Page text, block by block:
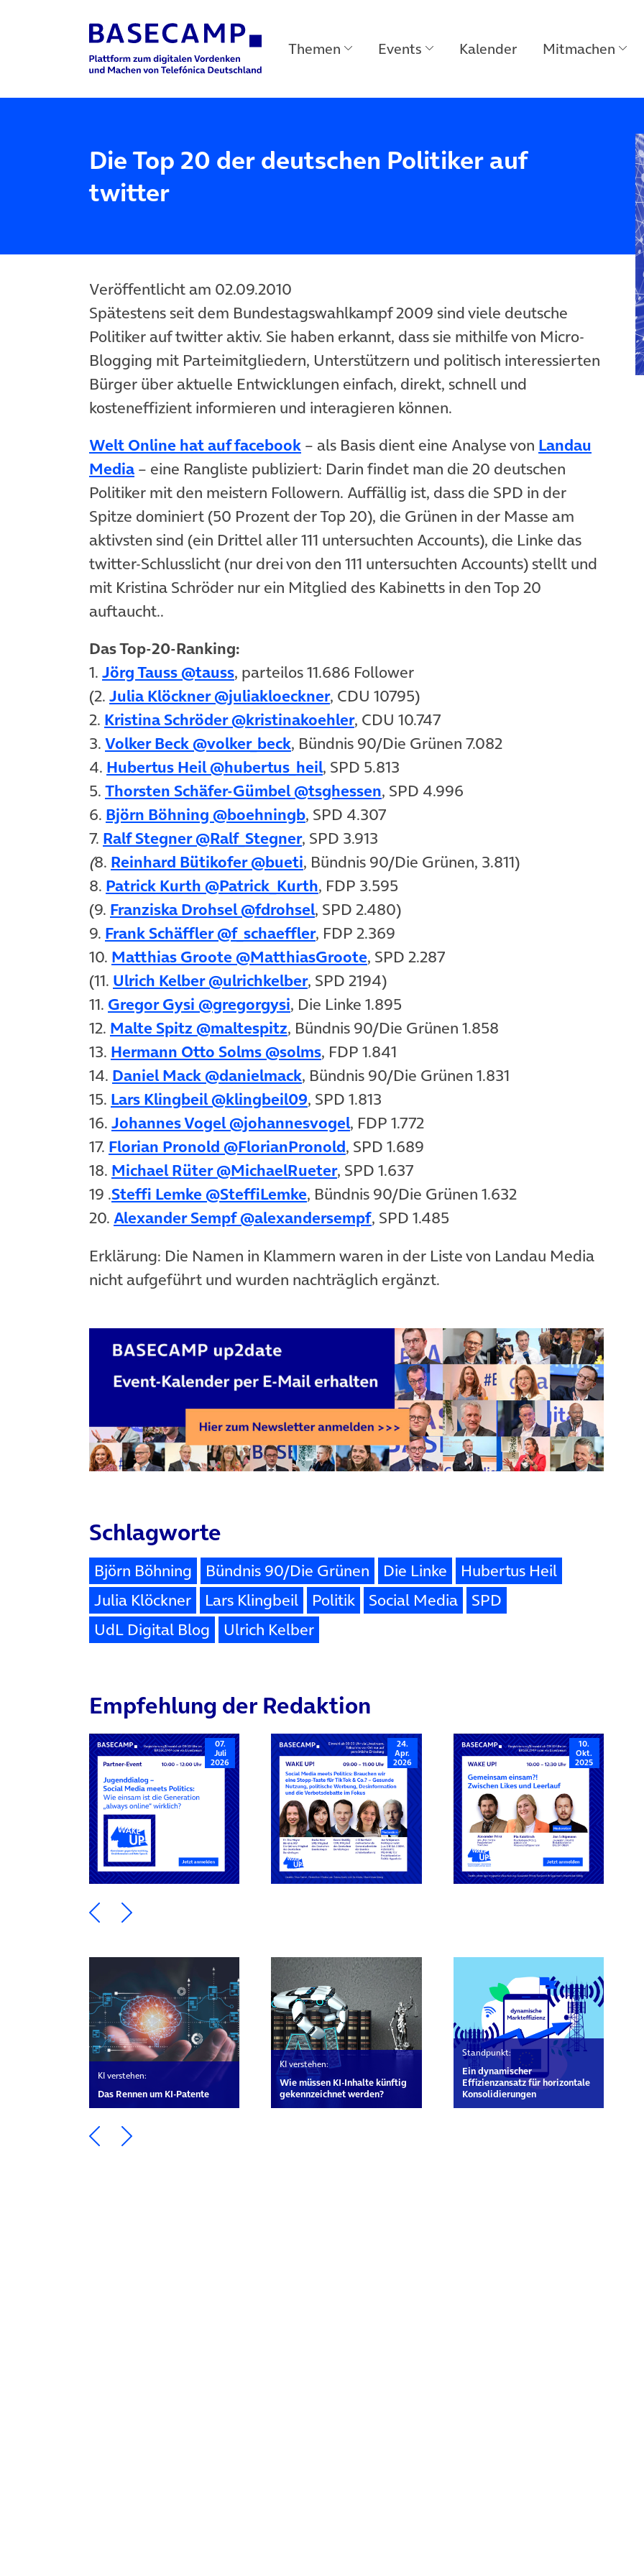
Main Navigation Themen Events Kalender Mitmachen
Die Top 20 der deutschen Politiker auf
twitter
Veröffentlicht am 02.09.2010
Spätestens seit dem Bundestagswahlkampf 2009 sind viele deutsche
Politiker auf twitter aktiv. Sie haben erkannt, dass sie mithilfe von Micro-
Blogging mit Parteimitgliedern, Unterstützern und politisch interessierten
Bürger über aktuelle Entwicklungen einfach, direkt, schnell und
kosteneffizient informieren und interagieren können.
Welt Online hat auf facebook(öffnet in neuem Tab)
– als Basis dient eine Analyse von Landau
Media(öffnet in neuem Tab)
– eine Rangliste publiziert: Darin findet man die 20 deutschen
Politiker mit den meistern Followern. Auffällig ist, dass die SPD in der
Spitze dominiert (50 Prozent der Top 20), die Grünen in der Masse am
aktivsten sind (ein Drittel aller 111 untersuchten Accounts), die Linke das
twitter-Schlusslicht (nur drei von den 111 untersuchten Accounts) stellt und
mit Kristina Schröder nur ein Mitglied des Kabinetts in den Top 20
auftaucht..
Das Top-20-Ranking:
1. Jörg Tauss @tauss(öffnet in neuem Tab)
, parteilos 11.686 Follower
(2. Julia Klöckner @juliakloeckner(öffnet in neuem Tab)
, CDU 10795)
2. Kristina Schröder @kristinakoehler(öffnet in neuem Tab)
, CDU 10.747
3. Volker Beck @volker_beck(öffnet in neuem Tab)
, Bündnis 90/Die Grünen 7.082
4. Hubertus Heil @hubertus_heil(öffnet in neuem Tab)
, SPD 5.813
5. Thorsten Schäfer-Gümbel @tsghessen(öffnet in neuem Tab)
, SPD 4.996
6. Björn Böhning @boehningb(öffnet in neuem Tab)
, SPD 4.307
7. Ralf Stegner @Ralf_Stegner(öffnet in neuem Tab)
, SPD 3.913
(8. Reinhard Bütikofer @bueti(öffnet in neuem Tab)
, Bündnis 90/Die Grünen, 3.811)
8. Patrick Kurth @Patrick_Kurth(öffnet in neuem Tab)
, FDP 3.595
(9. Franziska Drohsel @fdrohsel(öffnet in neuem Tab)
, SPD 2.480)
9. Frank Schäffler @f_schaeffler(öffnet in neuem Tab)
, FDP 2.369
10. Matthias Groote @MatthiasGroote(öffnet in neuem Tab)
, SPD 2.287
(11. Ulrich Kelber @ulrichkelber(öffnet in neuem Tab)
, SPD 2194)
11. Gregor Gysi @gregorgysi(öffnet in neuem Tab)
, Die Linke 1.895
12. Malte Spitz @maltespitz(öffnet in neuem Tab)
, Bündnis 90/Die Grünen 1.858
13. Hermann Otto Solms @solms(öffnet in neuem Tab)
, FDP 1.841
14. Daniel Mack @danielmack(öffnet in neuem Tab)
, Bündnis 90/Die Grünen 1.831
15. Lars Klingbeil @klingbeil09(öffnet in neuem Tab)
, SPD 1.813
16. Johannes Vogel @johannesvogel(öffnet in neuem Tab)
, FDP 1.772
17. Florian Pronold @FlorianPronold(öffnet in neuem Tab)
, SPD 1.689
18. Michael Rüter @MichaelRueter(öffnet in neuem Tab)
, SPD 1.637
19 .Steffi Lemke @SteffiLemke(öffnet in neuem Tab)
, Bündnis 90/Die Grünen 1.632
20. Alexander Sempf @alexandersempf(öffnet in neuem Tab)
, SPD 1.485
Erklärung: Die Namen in Klammern waren in der Liste von Landau Media
nicht aufgeführt und wurden nachträglich ergänzt.
Schlagworte
Björn Böhning Bündnis 90/Die Grünen Die Linke
Hubertus Heil
Julia Klöckner
Lars Klingbeil Politik Social Media
SPD
UdL Digital Blog
Ulrich Kelber
Empfehlung der Redaktion
07.
Juli
2026
24.
Apr.
2026
10.
Okt.
2025
Ein Element zurück blättern
Ein Element weiter blättern
KI verstehen:
Das Rennen um KI-Patente
KI verstehen:
Wie müssen KI-Inhalte künftig
gekennzeichnet werden?
Standpunkt:
Ein dynamischer
Effizienzansatz für horizontale
Konsolidierungen
Ein Element zurück blättern
Ein Element weiter blättern